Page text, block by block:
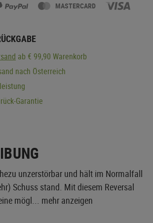
MASTERCARD
ab € 99,90 Warenkorb
nach Österreich
Garantie
unzerstörbar und hält im Normalfall
Schuss stand. Mit diesem Reversal
mögl... mehr anzeigen